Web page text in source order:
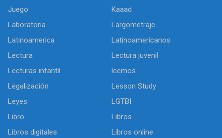
Juego
Kaaad
Laboratoria
Largometraje
Latinoamerica
Latinoamericanos
Lectura
Lectura juvenil
Lecturas infantil
leemos
Legalización
Lesson Study
Leyes
LGTBI
Libro
Libros
Libros digitales
Libros online